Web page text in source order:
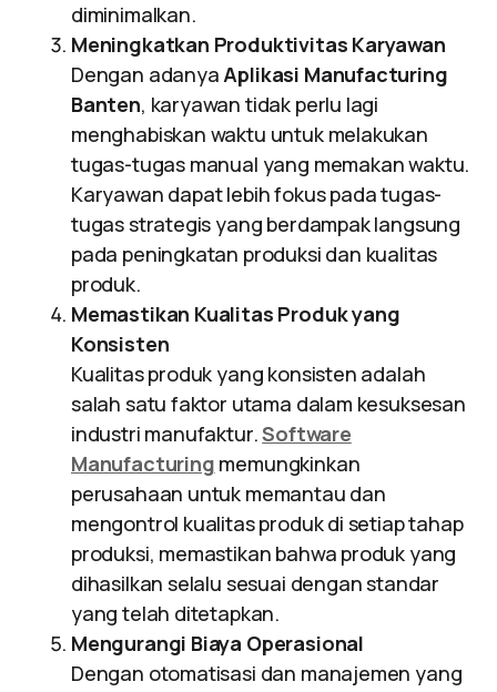
diminimalkan.
Meningkatkan Produktivitas Karyawan
Dengan adanyaAplikasi Manufacturing
Banten, karyawan tidak perlu lagi
menghabiskan waktu untuk melakukan
tugas-tugas manual yang memakan waktu.
Karyawan dapat lebih fokus pada tugas-
tugas strategis yang berdampak langsung
pada peningkatan produksi dan kualitas
produk.
Memastikan Kualitas Produk yang
Konsisten
Kualitas produk yang konsisten adalah
salah satu faktor utama dalam kesuksesan
industri manufaktur.Software
Manufacturing memungkinkan
perusahaan untuk memantau dan
mengontrol kualitas produk di setiap tahap
produksi, memastikan bahwa produk yang
dihasilkan selalu sesuai dengan standar
yang telah ditetapkan.
Mengurangi Biaya Operasional
Dengan otomatisasi dan manajemen yang